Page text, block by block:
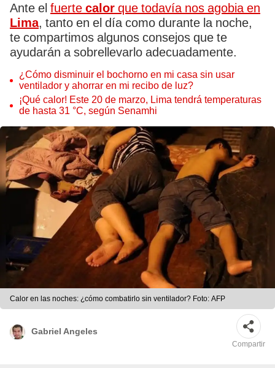
Ante el fuerte calor que todavía nos agobia en
Lima, tanto en el día como durante la noche,
te compartimos algunos consejos que te
ayudarán a sobrellevarlo adecuadamente.
¿Cómo disminuir el bochorno en mi casa sin usar
ventilador y ahorrar en mi recibo de luz?
¡Qué calor! Este 20 de marzo, Lima tendrá temperaturas
de hasta 31 °C, según Senamhi
Calor en las noches: ¿cómo combatirlo sin ventilador? Foto: AFP
Gabriel Angeles
Compartir